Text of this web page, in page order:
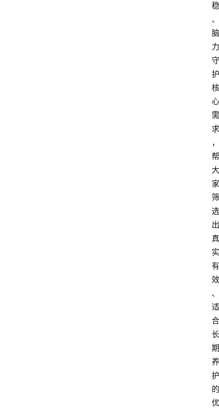
稳
、
脑
力
守
护
核
心
需
求
，
帮
大
家
筛
选
出
真
实
有
效
、
适
合
长
期
养
护
的
优